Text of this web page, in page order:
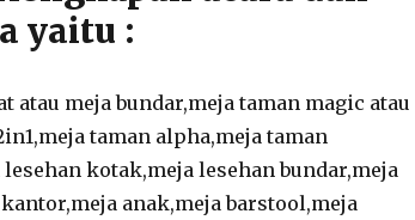
yaitu :
atau meja bundar,meja taman magic atau
taman alpha,meja taman
kotak,meja lesehan bundar,meja
anak,meja barstool,meja